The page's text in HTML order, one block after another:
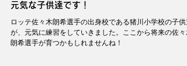
元気な子供達です！
ロッテ佐々木朗希選手の出身校である猪川小学校の子供
が、元気に練習をしていきました。ここから将来の佐々
朗希選手が育つかもしれませんね！